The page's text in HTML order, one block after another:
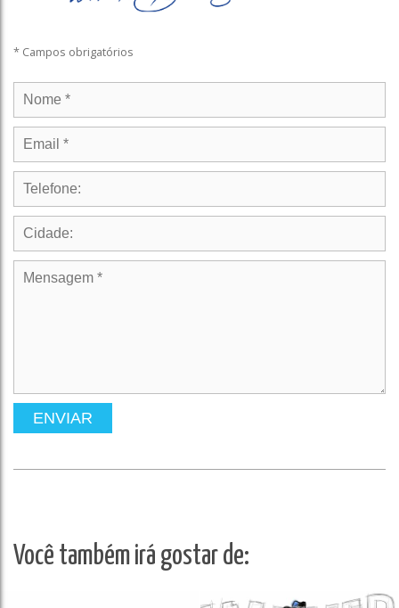
* Campos obrigatórios
ENVIAR
Você também irá gostar de: